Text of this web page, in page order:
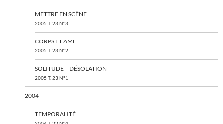
METTRE EN SCÈNE
2005 T. 23 N°3
CORPS ET ÂME
2005 T. 23 N°2
SOLITUDE – DÉSOLATION
2005 T. 23 N°1
2004
TEMPORALITÉ